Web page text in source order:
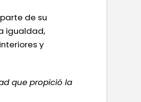
de su
igualdad,
y
que propició la